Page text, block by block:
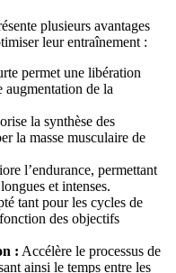
plusieurs avantages
leur entraînement :
permet une libération
augmentation de la
la synthèse des
la masse musculaire de
l’endurance, permettant
et intenses.
tant pour les cycles de
des objectifs
: Accélère le processus de
ainsi le temps entre les